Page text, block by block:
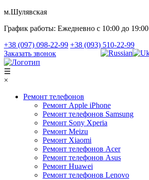
м.Шулявская
График работы: Ежедневно с 10:00 до 19:00
+38 (097) 098-22-99 +38 (093) 510-22-99
Заказать звонок
☰
×
Ремонт телефонов
Ремонт Apple iPhone
Ремонт телефонов Samsung
Ремонт Sony Xperia
Ремонт Meizu
Ремонт Xiaomi
Ремонт телефонов Acer
Ремонт телефонов Asus
Ремонт Huawei
Ремонт телефонов Lenovo